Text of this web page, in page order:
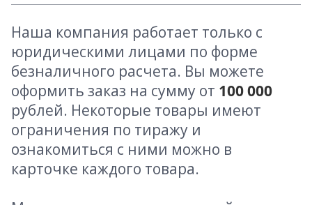
Наша компания работает только с
юридическими лицами по форме
безналичного расчета. Вы можете
оформить заказ на сумму от 100 000
рублей. Некоторые товары имеют
ограничения по тиражу и
ознакомиться с ними можно в
карточке каждого товара.